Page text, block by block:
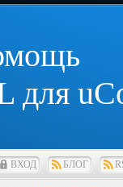
для
ВХОД БЛОГ